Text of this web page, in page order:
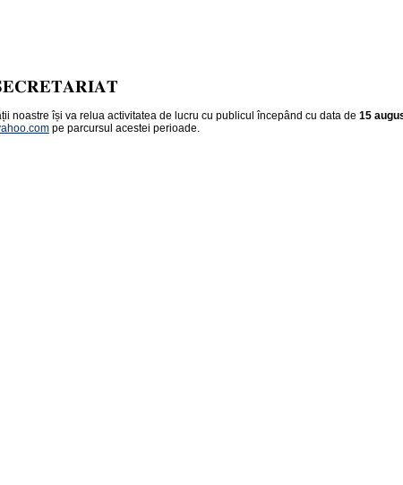
noastre își va relua activitatea de lucru cu publicul începând cu data de 15
pe parcursul acestei perioade.